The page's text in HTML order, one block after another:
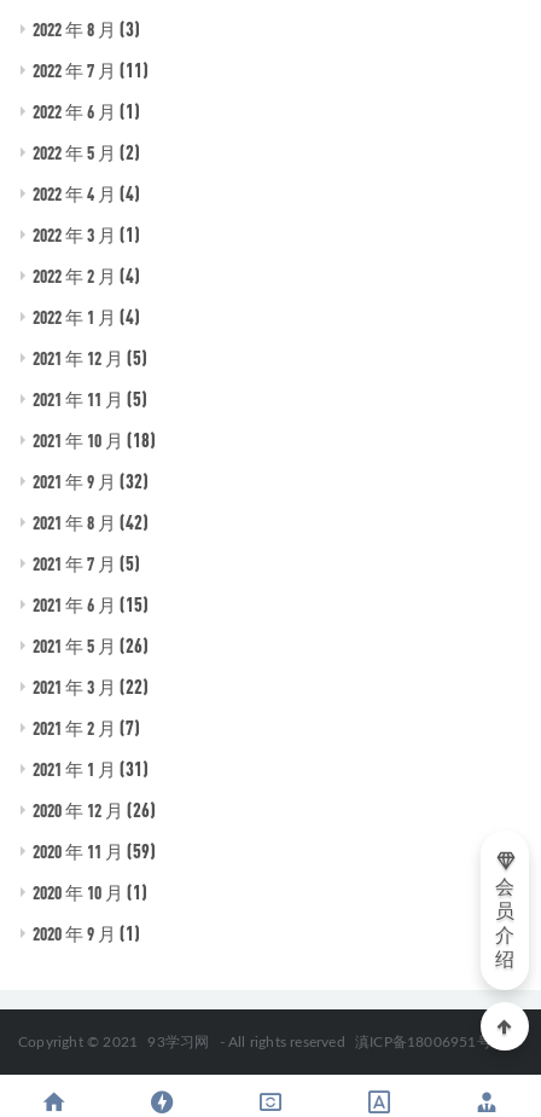
2022 年 8 月 (3)
2022 年 7 月 (11)
2022 年 6 月 (1)
2022 年 5 月 (2)
2022 年 4 月 (4)
2022 年 3 月 (1)
2022 年 2 月 (4)
2022 年 1 月 (4)
2021 年 12 月 (5)
2021 年 11 月 (5)
2021 年 10 月 (18)
2021 年 9 月 (32)
2021 年 8 月 (42)
2021 年 7 月 (5)
2021 年 6 月 (15)
2021 年 5 月 (26)
2021 年 3 月 (22)
2021 年 2 月 (7)
2021 年 1 月 (31)
2020 年 12 月 (26)
2020 年 11 月 (59)
2020 年 10 月 (1)
2020 年 9 月 (1)
Copyright © 2021 93学习网 - All rights reserved 滇ICP备18006951号-2
会
员
介
绍